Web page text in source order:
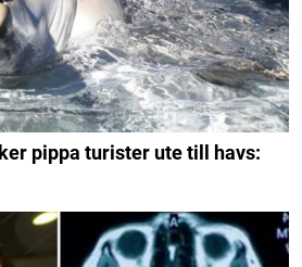
pippa turister ute till havs: